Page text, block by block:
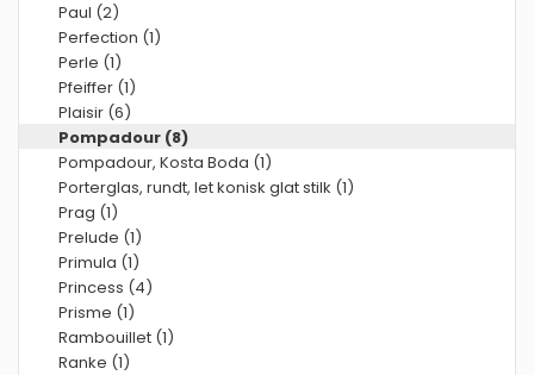
Paul (2)
Perfection (1)
Perle (1)
Pfeiffer (1)
Plaisir (6)
Pompadour (8)
Pompadour, Kosta Boda (1)
Porterglas, rundt, let konisk glat stilk (1)
Prag (1)
Prelude (1)
Primula (1)
Princess (4)
Prisme (1)
Rambouillet (1)
Ranke (1)